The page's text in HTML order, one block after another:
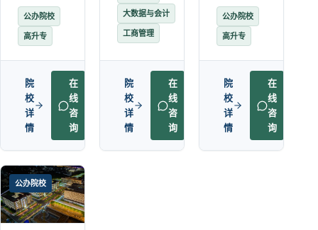
公办院校
高升专
院
校
详
情
在
线
咨
询
大数据与会计
工商管理
院
校
详
情
在
线
咨
询
公办院校
高升专
院
校
详
情
在
线
咨
询
公办院校